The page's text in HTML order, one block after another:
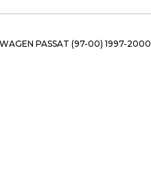
PASSAT (97-00) 1997-2000